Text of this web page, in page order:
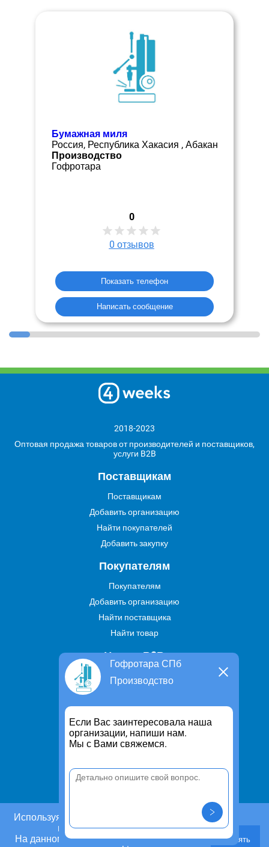
Бумажная миля
Россия, Республика Хакасия , Абакан
Производство
Гофротара
0
0 отзывов
Показать телефон
Написать сообщение
Гофротара СПб
Производство
Если Вас заинтересовала наша
организации, напиши нам.
Мы с Вами свяжемся.
Используя этот сайт, Вы даете согласие на
использование cookies.
На данном этапе Вы можете отказаться от
Принять
2018-2023
Оптовая продажа товаров от производителей и поставщиков,
услуги B2B
Поставщикам
Поставщикам
Добавить организацию
Найти покупателей
Добавить закупку
Покупателям
Покупателям
Добавить организацию
Найти поставщика
Найти товар
Услуги В2В
Найти услугу
Предложить свою услугу
Дропшиппинг
Транспортные услуги
Информация
Политика конфиденциальности
Контакты